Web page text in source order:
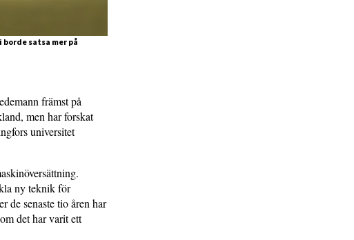
satsa mer på
främst på
men har forskat
universitet
ny teknik för
de senaste tio åren har
det har varit ett